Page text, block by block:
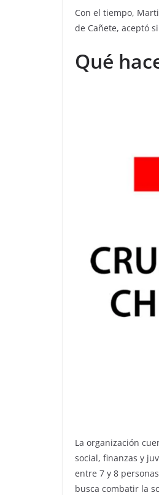
Con el tiempo,
de Cañete, aceptó
Qué
La organización
social, finanzas y
entre 7 y 8
busca combatir la